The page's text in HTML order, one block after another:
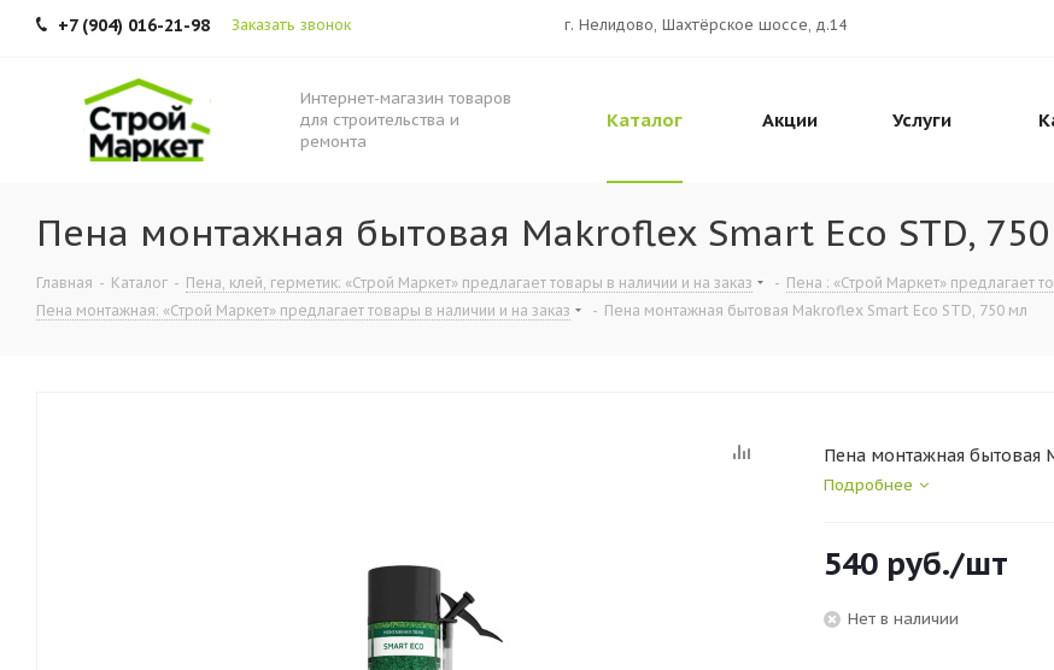
+7 (904) 016-21-98 Заказать звонок г. Нелидово, Шахтёрское шоссе, д.14
Интернет-магазин товаров
для строительства и
ремонта
Каталог Акции Услуги
Пена монтажная бытовая Makroflex Smart Eco STD,
Главная - Каталог - Пена, клей, герметик: «Строй Маркет» предлагает товары в наличии и на заказ - Пена : «Строй Маркет» предлагает
Пена монтажная: «Строй Маркет» предлагает товары в наличии и на заказ
- Пена монтажная бытовая Makroflex Smart Eco STD, 750 мл
Пена монтажная бытовая
Подробнее
540 руб./шт
Нет в наличии